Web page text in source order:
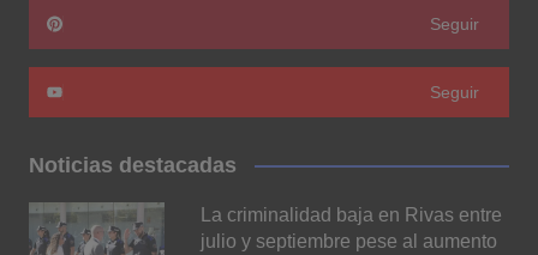
Seguir
Seguir
Noticias destacadas
La criminalidad baja en Rivas entre
julio y septiembre pese al aumento